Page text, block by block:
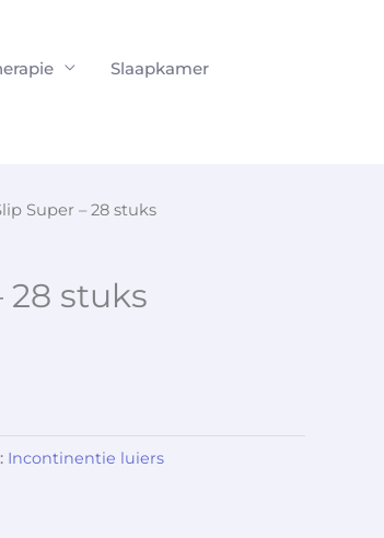
Slaapkamer
Super – 28 stuks
28 stuks
Incontinentie luiers